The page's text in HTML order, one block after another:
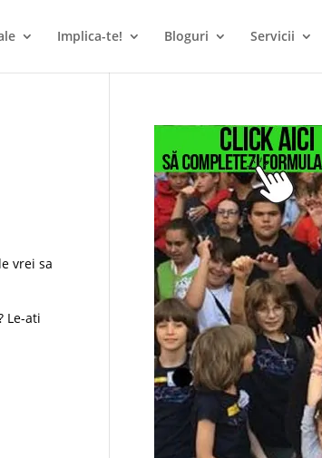
Implica-te! Bloguri Servicii
vrei sa
Le-ati